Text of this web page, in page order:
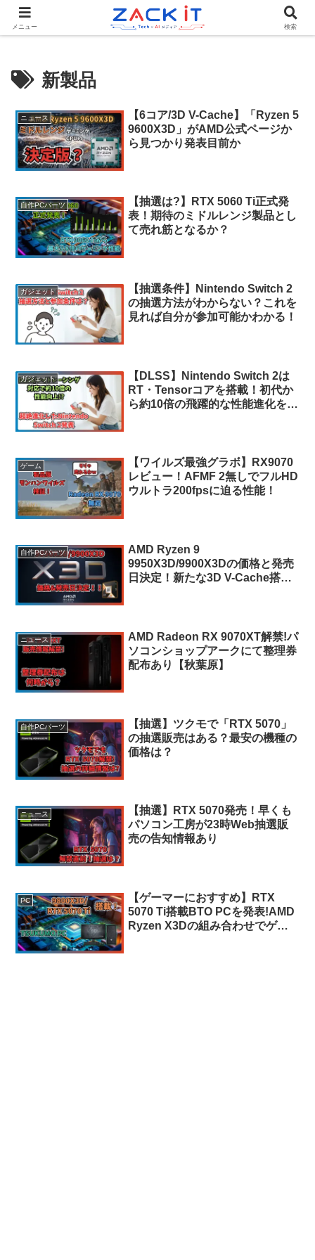
Tech×AIメディア『ZACK IT - 未来をもっと身近に』
新製品
ニュース
【6コア/3D V-Cache】「Ryzen 5
9600X3D」がAMD公式ページか
ら見つかり発表目前か
自作PCパーツ
【抽選は?】RTX 5060 Ti正式発
表！期待のミドルレンジ製品とし
て売れ筋となるか？
ガジェット
【抽選条件】Nintendo Switch 2
の抽選方法がわからない？これを
見れば自分が参加可能かわかる！
ガジェット
【DLSS】Nintendo Switch 2は
RT・Tensorコアを搭載！初代か
ら約10倍の飛躍的な性能進化を遂
ゲーム
【ワイルズ最強グラボ】RX9070
レビュー！AFMF 2無しでフルHD
ウルトラ200fpsに迫る性能！
自作PCパーツ
AMD Ryzen 9
9950X3D/9900X3Dの価格と発売
日決定！新たな3D V-Cache搭載
ニュース
AMD Radeon RX 9070XT解禁!パ
ソコンショップアークにて整理券
配布あり【秋葉原】
自作PCパーツ
【抽選】ツクモで「RTX 5070」
の抽選販売はある？最安の機種の
価格は？
ニュース
【抽選】RTX 5070発売！早くも
パソコン工房が23時Web抽選販
売の告知情報あり
PC
【ゲーマーにおすすめ】RTX
5070 Ti搭載BTO PCを発表!AMD
Ryzen X3Dの組み合わせでゲー
メニュー 検索